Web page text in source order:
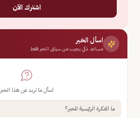
اشترك الآن
اسأل الخبر
مساعد ذكي يجيب من سياق الخبر فقط
اسأل ما تريد عن هذا الخبر
ما الفكرة الرئيسية للخبر؟